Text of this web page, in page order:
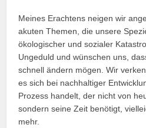
Meines Erachtens neigen wir
akuten Themen, die unsere
ökologischer und sozialer
Ungeduld und wünschen uns,
schnell ändern mögen. Wir
es sich bei nachhaltiger
Prozess handelt, der nicht von
sondern seine Zeit benötigt,
mehr.